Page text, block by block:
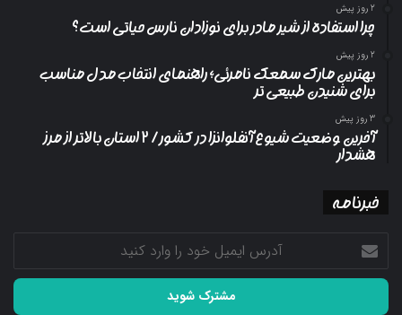
2 روز پیش
چرا استفاده از شیر مادر برای نوزادان نارس حیاتی است؟
2 روز پیش
بهترین مارک سمعک نامرئی؛ راهنمای انتخاب مدل مناسب
برای شنیدن طبیعی تر
3 روز پیش
آخرین وضعیت شیوع آنفلوانزا در کشور/ ۲ استان بالاتر از مرز
هشدار
خبرنامه
آدرس
ایمیل
خود